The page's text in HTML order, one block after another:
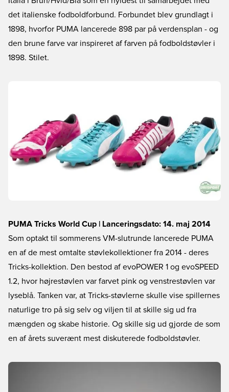
det italienske fodboldforbund. Forbundet blev grundlagt i
1898, hvorfor PUMA lancerede 898 par på verdensplan - og
den brune farve var inspireret af farven på fodboldstøvler i
1898. Stilet.
PUMA Tricks World Cup | Lanceringsdato: 14. maj 2014
Som optakt til sommerens VM-slutrunde lancerede PUMA
en af de mest omtalte støvlekollektioner fra 2014 - deres
Tricks-kollektion. Den bestod af evoPOWER 1 og evoSPEED
1.2, hvor højrestøvlen var farvet pink og venstrestøvlen var
lyseblå. Tanken var, at Tricks-støvlerne skulle vise spillernes
naturlige tro på sig selv og viljen til at skille sig ud fra
mængden og skabe historie. Og skille sig ud gjorde de som
en af årets suverænt mest diskuterede fodboldstøvler.